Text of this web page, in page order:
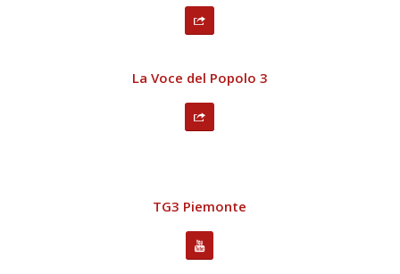
La Voce del Popolo 3
TG3 Piemonte